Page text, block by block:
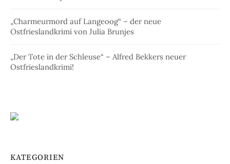
„Charmeurmord auf Langeoog“ – der neue
Ostfrieslandkrimi von Julia Brunjes
„Der Tote in der Schleuse“ – Alfred Bekkers neuer
Ostfrieslandkrimi!
KATEGORIEN